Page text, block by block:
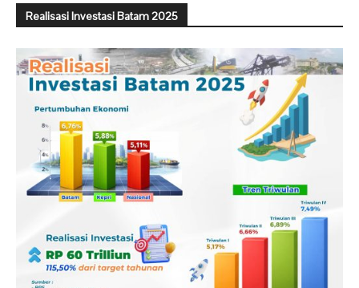
Realisasi Investasi Batam 2025